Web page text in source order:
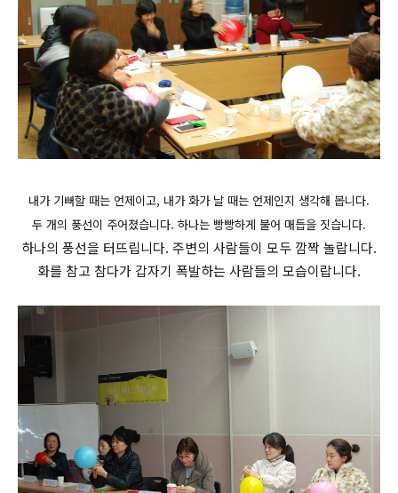
내가 기뻐할 때는 언제이고, 내가 화가 날 때는 언제인지 생각해 봅니다.
두 개의 풍선이 주어졌습니다. 하나는 빵빵하게 불어 매듭을 짓습니다.
하나의 풍선을 터뜨립니다. 주변의 사람들이 모두 깜짝 놀랍니다.
화를 참고 참다가 갑자기 폭발하는 사람들의 모습이랍니다.